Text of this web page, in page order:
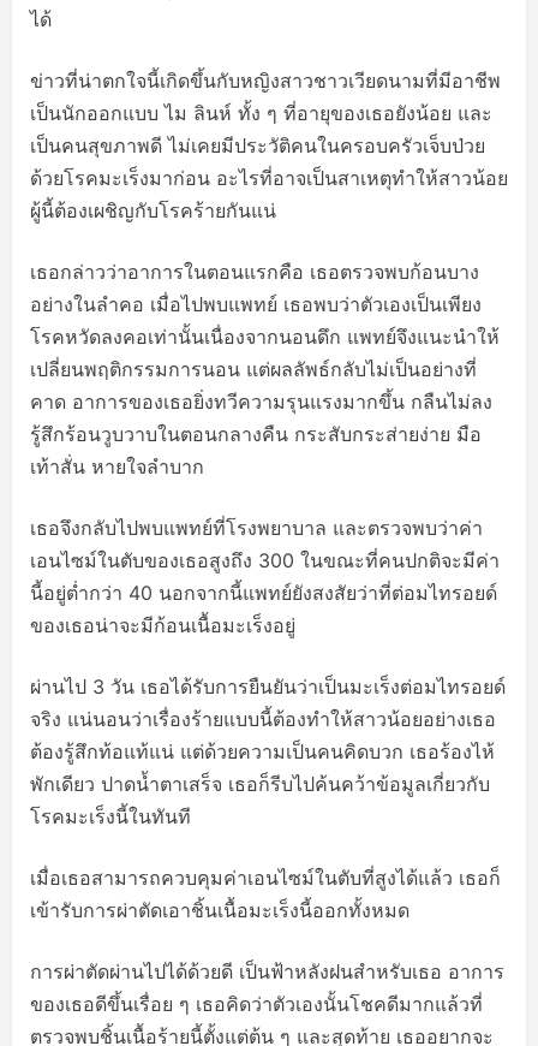
ได้
ข่าวที่น่าตกใจนี้เกิดขึ้นกับหญิงสาวชาวเวียดนามที่มีอาชีพ
เป็นนักออกแบบ ไม ลินห์ ทั้ง ๆ ที่อายุของเธอยังน้อย และ
เป็นคนสุขภาพดี ไม่เคยมีประวัติคนในครอบครัวเจ็บป่วย
ด้วยโรคมะเร็งมาก่อน อะไรที่อาจเป็นสาเหตุทำให้สาวน้อย
ผู้นี้ต้องเผชิญกับโรคร้ายกันแน่
เธอกล่าวว่าอาการในตอนแรกคือ เธอตรวจพบก้อนบาง
อย่างในลำคอ เมื่อไปพบแพทย์ เธอพบว่าตัวเองเป็นเพียง
โรคหวัดลงคอเท่านั้นเนื่องจากนอนดึก แพทย์จึงแนะนำให้
เปลี่ยนพฤติกรรมการนอน แต่ผลลัพธ์กลับไม่เป็นอย่างที่
คาด อาการของเธอยิ่งทวีความรุนแรงมากขึ้น กลืนไม่ลง
รู้สึกร้อนวูบวาบในตอนกลางคืน กระสับกระส่ายง่าย มือ
เท้าสั่น หายใจลำบาก
เธอจึงกลับไปพบแพทย์ที่โรงพยาบาล และตรวจพบว่าค่า
เอนไซม์ในตับของเธอสูงถึง 300 ในขณะที่คนปกติจะมีค่า
นี้อยู่ต่ำกว่า 40 นอกจากนี้แพทย์ยังสงสัยว่าที่ต่อมไทรอยด์
ของเธอน่าจะมีก้อนเนื้อมะเร็งอยู่
ผ่านไป 3 วัน เธอได้รับการยืนยันว่าเป็นมะเร็งต่อมไทรอยด์
จริง แน่นอนว่าเรื่องร้ายแบบนี้ต้องทำให้สาวน้อยอย่างเธอ
ต้องรู้สึกท้อแท้แน่ แต่ด้วยความเป็นคนคิดบวก เธอร้องไห้
พักเดียว ปาดน้ำตาเสร็จ เธอก็รีบไปค้นคว้าข้อมูลเกี่ยวกับ
โรคมะเร็งนี้ในทันที
เมื่อเธอสามารถควบคุมค่าเอนไซม์ในตับที่สูงได้แล้ว เธอก็
เข้ารับการผ่าตัดเอาชิ้นเนื้อมะเร็งนี้ออกทั้งหมด
การผ่าตัดผ่านไปได้ด้วยดี เป็นฟ้าหลังฝนสำหรับเธอ อาการ
ของเธอดีขึ้นเรื่อย ๆ เธอคิดว่าตัวเองนั้นโชคดีมากแล้วที่
ตรวจพบชิ้นเนื้อร้ายนี้ตั้งแต่ต้น ๆ และสุดท้าย เธออยากจะ